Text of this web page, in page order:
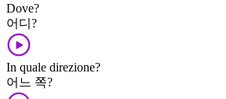
Dove?
어디?
In quale direzione?
어느 쪽?